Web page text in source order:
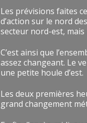
Les prévisions faites
d’action sur le nord
secteur nord-est,
C’est ainsi que
assez changeant. Le
une petite houle d’est.
Les deux premières
grand changement